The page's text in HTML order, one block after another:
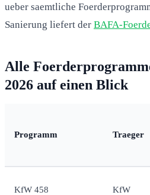
ueber saemtliche
Sanierung liefert der BAFA-
Alle
2026 auf einen Blick
Programm Traeger
KfW 458 KfW